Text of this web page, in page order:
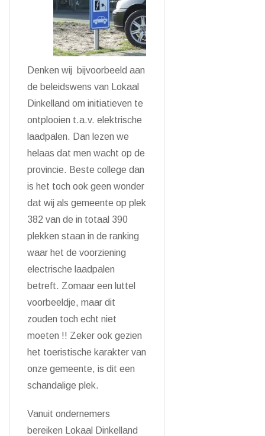
Denken wij bijvoorbeeld aan
de beleidswens van Lokaal
Dinkelland om initiatieven te
ontplooien t.a.v. elektrische
laadpalen. Dan lezen we
helaas dat men wacht op de
provincie. Beste college dan
is het toch ook geen wonder
dat wij als gemeente op plek
382 van de in totaal 390
plekken staan in de ranking
waar het de voorziening
electrische laadpalen
betreft. Zomaar een luttel
voorbeeldje, maar dit
zouden toch echt niet
moeten !! Zeker ook gezien
het toeristische karakter van
onze gemeente, is dit een
schandalige plek.
Vanuit ondernemers
bereiken Lokaal Dinkelland